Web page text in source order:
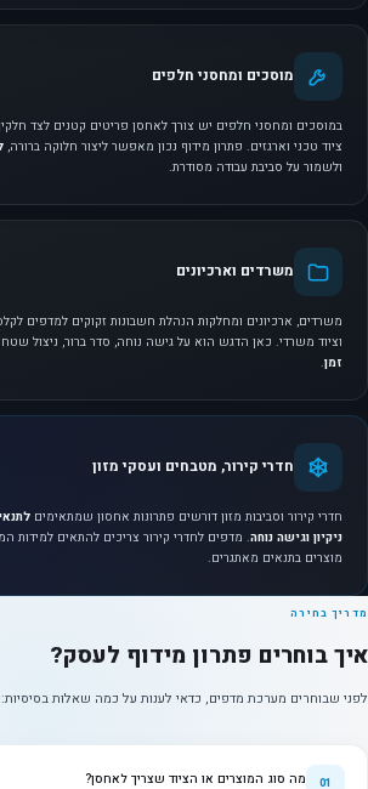
מוסכים ומחסני חלפים
במוסכים ומחסני חלפים יש צורך לאחסן פריטים קטנים לצד
ציוד טכני וארגזים. פתרון מידוף נכון מאפשר ליצור חלוקה ברורה,
ולשמור על סביבת עבודה מסודרת.
משרדים וארכיונים
משרדים, ארכיונים ומחלקות הנהלת חשבונות זקוקים למדפים
וציוד משרדי. כאן הדגש הוא על גישה נוחה, סדר ברור, ניצול שטח
זמן.
חדרי קירור, מטבחים ועסקי מזון
חדרי קירור וסביבות מזון דורשים פתרונות אחסון שמתאימים
ניקיון וגישה נוחה. מדפים לחדרי קירור צריכים להתאים למידות
מוצרים בתנאים מאתגרים.
מדריך בחירה
איך בוחרים פתרון מידוף לעסק?
לפני שבוחרים מערכת מדפים, כדאי לענות על כמה שאלות בסיסיות:
מה סוג המוצרים או הציוד שצריך לאחסן?